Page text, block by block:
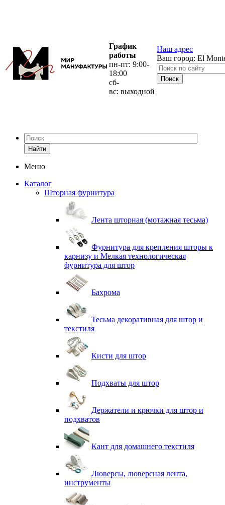
График
работы
пн-пт: 9:00-
18:00
сб-
вс: выходной
Наш адрес
Ваш город: El
Найти
Меню
Каталог
Шторная фурнитура
Лента шторная (мотажная тесьма)
Фурнитура для крепления шторы к
карнизу и Мелкая технологическая
фурнитура для штор
Бахрома
Тесьма декоративная для штор и
текстиля
Кисти для штор
Подхваты для штор
Держатели и крючки для штор и
подхватов
Кант для домашнего текстиля
Люверсы, люверсная лента,
инструменты